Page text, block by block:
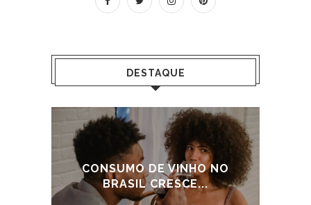
DESTAQUE
CONSUMO DE VINHO NO
BRASIL CRESCE...